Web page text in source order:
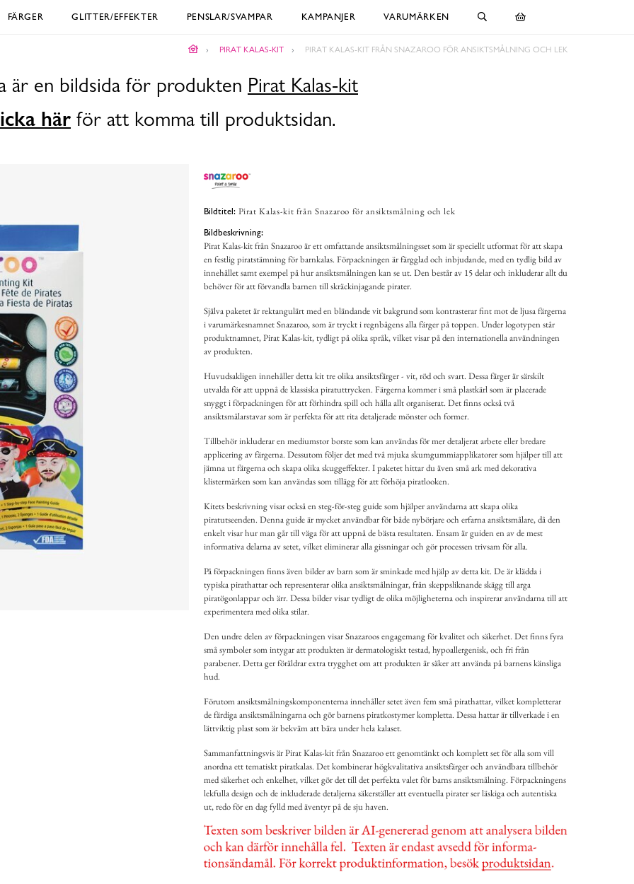
FÄRGER GLITTER/EFFEKTER PENSLAR/SVAMPAR KAMPANJER VARUMÄRKEN
PIRAT KALAS-KIT PIRAT KALAS-KIT FRÅN SNAZAROO FÖR ANSIKTSMÅLNING OCH LEK
är en bildsida för produkten Pirat Kalas-kit
här för att komma till produktsidan.
Bildtitel: Pirat Kalas-kit från Snazaroo för ansiktsmålning och lek
Bildbeskrivning:
Pirat Kalas-kit från Snazaroo är ett omfattande ansiktsmålningsset som är speciellt utformat för att skapa
en festlig piratstämning för barnkalas. Förpackningen är färgglad och inbjudande, med en tydlig bild av
innehållet samt exempel på hur ansiktsmålningen kan se ut. Den består av 15 delar och inkluderar allt du
behöver för att förvandla barnen till skräckinjagande pirater.
Själva paketet är rektangulärt med en bländande vit bakgrund som kontrasterar fint mot de ljusa färgerna
i varumärkesnamnet Snazaroo, som är tryckt i regnbågens alla färger på toppen. Under logotypen står
produktnamnet, Pirat Kalas-kit, tydligt på olika språk, vilket visar på den internationella användningen
av produkten.
Huvudsakligen innehåller detta kit tre olika ansiktsfärger - vit, röd och svart. Dessa färger är särskilt
utvalda för att uppnå de klassiska piratuttrycken. Färgerna kommer i små plastkärl som är placerade
snyggt i förpackningen för att förhindra spill och hålla allt organiserat. Det finns också två
ansiktsmålarstavar som är perfekta för att rita detaljerade mönster och former.
Tillbehör inkluderar en mediumstor borste som kan användas för mer detaljerat arbete eller bredare
applicering av färgerna. Dessutom följer det med två mjuka skumgummiapplikatorer som hjälper till att
jämna ut färgerna och skapa olika skuggeffekter. I paketet hittar du även små ark med dekorativa
klistermärken som kan användas som tillägg för att förhöja piratlooken.
Kitets beskrivning visar också en steg-för-steg guide som hjälper användarna att skapa olika
piratutseenden. Denna guide är mycket användbar för både nybörjare och erfarna ansiktsmålare, då den
enkelt visar hur man går till väga för att uppnå de bästa resultaten. Ensam är guiden en av de mest
informativa delarna av setet, vilket eliminerar alla gissningar och gör processen trivsam för alla.
På förpackningen finns även bilder av barn som är sminkade med hjälp av detta kit. De är klädda i
typiska pirathattar och representerar olika ansiktsmålningar, från skeppsliknande skägg till arga
piratögonlappar och ärr. Dessa bilder visar tydligt de olika möjligheterna och inspirerar användarna till att
experimentera med olika stilar.
Den undre delen av förpackningen visar Snazaroos engagemang för kvalitet och säkerhet. Det finns fyra
små symboler som intygar att produkten är dermatologiskt testad, hypoallergenisk, och fri från
parabener. Detta ger föräldrar extra trygghet om att produkten är säker att använda på barnens känsliga
hud.
Förutom ansiktsmålningskomponenterna innehåller setet även fem små pirathattar, vilket kompletterar
de färdiga ansiktsmålningarna och gör barnens piratkostymer kompletta. Dessa hattar är tillverkade i en
lättviktig plast som är bekväm att bära under hela kalaset.
Sammanfattningsvis är Pirat Kalas-kit från Snazaroo ett genomtänkt och komplett set för alla som vill
anordna ett tematiskt piratkalas. Det kombinerar högkvalitativa ansiktsfärger och användbara tillbehör
med säkerhet och enkelhet, vilket gör det till det perfekta valet för barns ansiktsmålning. Förpackningens
lekfulla design och de inkluderade detaljerna säkerställer att eventuella pirater ser läskiga och autentiska
ut, redo för en dag fylld med äventyr på de sju haven.